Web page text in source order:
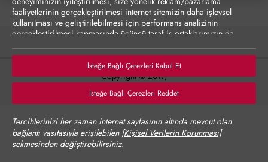
faaliyetlerinin gerçekleştirilmesi internet sitemizin daha işlevsel
kullanılması ve geliştirilebilmesi için performans analizinin
gerçekleştirilmesi kapmasında üçüncü taraf iş ortaklarımızın da
çerezler onay vermediğiniz durumlarda kullanılmayacaktır.
Çerezler vasıtasıyla kişisel verilerinizin yurt dışına aktarımına
yönelik bilgiler Çerez Detayları altında sunulmakta olup,
tercihlerinize göre kişisel verileriniz yurt dışına aktarılabilecektir.
incelemenizi rica ederiz.
Verilerinizin size yönelik reklam/pazarlama faaliyetlerinin
gerçekleştirilmesi, internet sitesinin daha işlevsel kılınması ve
kişiselleştirme (gizlilik tercihiniz ayrı olmak üzere diğer
tercihlerinizin siteye tekrar girdiğinizde hatırlanmasını sağlamak)
İsteğe Bağlı Çerezleri Kabul Et
İsteğe Bağlı Çerezleri Reddet
Tercihlerinizi her zaman internet sayfasının altında mevcut olan
bağlantı vasıtasıyla erişilebilen [Kişisel Verilerin Korunması]
sekmesinden değiştirebilirsiniz.
Copyright © 2017,
Tüm hakları saklıdır.